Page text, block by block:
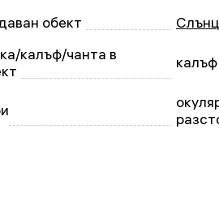
обект
калъф/чанта в
калъф